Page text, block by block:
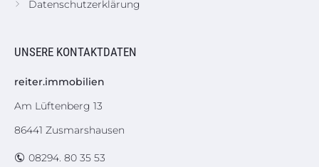
Datenschutzerklärung
UNSERE KONTAKTDATEN
reiter.immobilien
Am Lüftenberg 13
86441 Zusmarshausen
08294. 80 35 53